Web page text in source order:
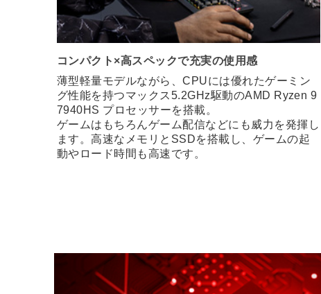
コンパクト×高スペックで充実の使用感
薄型軽量モデルながら、CPUには優れたゲーミン
グ性能を持つマックス5.2GHz駆動のAMD Ryzen 9
7940HS プロセッサーを搭載。
ゲームはもちろんゲーム配信などにも威力を発揮し
ます。高速なメモリとSSDを搭載し、ゲームの起
動やロード時間も高速です。